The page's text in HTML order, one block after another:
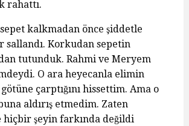
rahattı.
kalkmadan önce şiddetle
sallandı. Korkudan sepetin
tutunduk. Rahmi ve Meryem
O ara heyecanla elimin
çarptığını hissettim. Ama o
aldırış etmedim. Zaten
hiçbir şeyin farkında değildi